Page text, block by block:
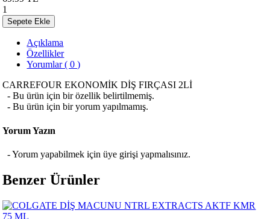
1
Sepete Ekle
Açıklama
Özellikler
Yorumlar ( 0 )
CARREFOUR EKONOMİK DİŞ FIRÇASI 2Lİ
- Bu ürün için bir özellik belirtilmemiş.
- Bu ürün için bir yorum yapılmamış.
Yorum Yazın
- Yorum yapabilmek için üye girişi yapmalısınız.
Benzer Ürünler